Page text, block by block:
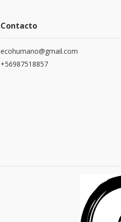
Contacto
ecohumano@gmail.com
+56987518857